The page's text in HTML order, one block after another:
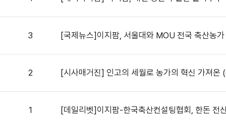
3 [국제뉴스]이지팜, 서울대와 MOU 전국 축산농
2 [시사매거진] 인고의 세월로 농가의 혁신 가져온
1 [데일리벳]이지팜-한국축산컨설팅협회, 한돈 전